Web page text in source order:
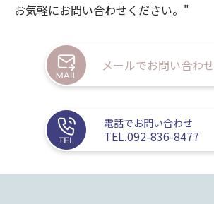
お気軽にお問い合わせください。"
メールでお問い合わせ
電話でお問い合わせ
TEL.092-836-8477